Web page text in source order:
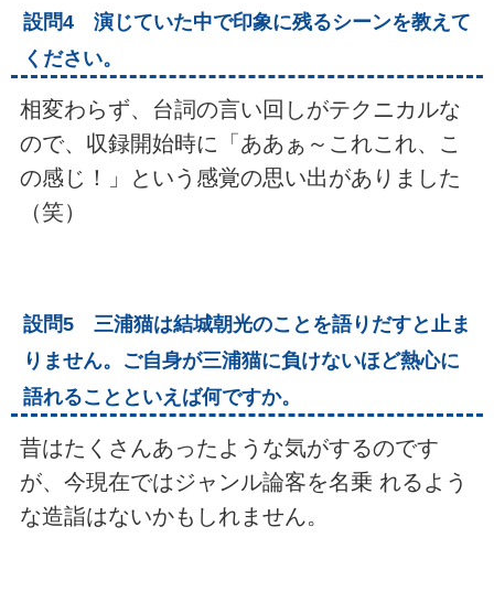
設問4 演じていた中で印象に残るシーンを教えて
ください。
相変わらず、台詞の言い回しがテクニカルな
ので、収録開始時に「ああぁ～これこれ、こ
の感じ！」という感覚の思い出がありました
（笑）
設問5 三浦猫は結城朝光のことを語りだすと止ま
りません。ご自身が三浦猫に負けないほど熱心に
語れることといえば何ですか。
昔はたくさんあったような気がするのです
が、今現在ではジャンル論客を名乗 れるよう
な造詣はないかもしれません。